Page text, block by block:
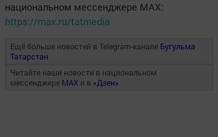
национальном мессенджере MАХ:
https://max.ru/tatmedia
Ещё больше новостей в Telegram-канале Бугульма
Татарстан
Читайте наши новости в национальном
мессенджере MAX и в «Дзен»